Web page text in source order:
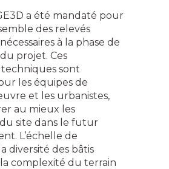
a été mandaté pour
des relevés
à la phase de
projet. Ces
sont
les équipes de
et les urbanistes,
au mieux les
site dans le futur
L’échelle de
diversité des bâtis
complexité du terrain